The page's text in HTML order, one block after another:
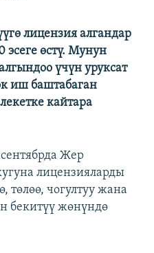
лицензия алгандар
өстү. Мунун
үчүн уруксат
иш баштабаган
кайтара
Жер
лицензияларды
чогултуу жана
бекитүү жөнүндө